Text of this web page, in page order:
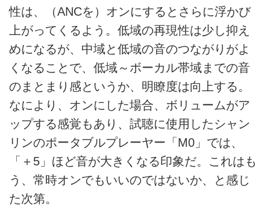
性は、（ANCを）オンにするとさらに浮かび
上がってくるよう。低域の再現性は少し抑え
めになるが、中域と低域の音のつながりがよ
くなることで、低域～ボーカル帯域までの音
のまとまり感というか、明瞭度は向上する。
なにより、オンにした場合、ボリュームがア
ップする感覚もあり、試聴に使用したシャン
リンのポータブルプレーヤー「M0」では、
「＋5」ほど音が大きくなる印象だ。これはも
う、常時オンでもいいのではないか、と感じ
た次第。